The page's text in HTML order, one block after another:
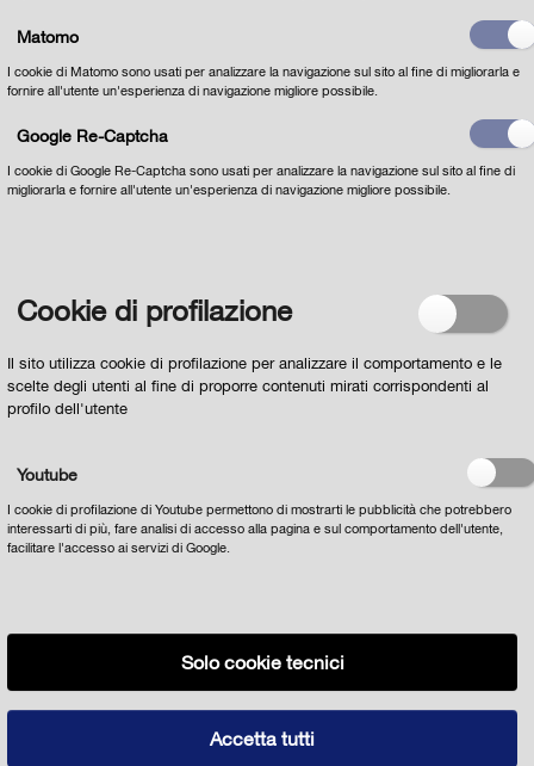
Dichiaro di aver lettol'INFORMATIVA per il
Privacy Cookie policy Note Legali tutte le notizie
© 2022 Comune di Parma Strada Repubblica 1 43121 - Parma Partita
Matomo
I cookie di Matomo sono usati per analizzare la navigazione sul sito al fine di migliorarla e
fornire all'utente un'esperienza di navigazione migliore possibile.
Google Re-Captcha
I cookie di Google Re-Captcha sono usati per analizzare la navigazione sul sito al fine di
migliorarla e fornire all'utente un'esperienza di navigazione migliore possibile.
Cookie di profilazione
Il sito utilizza cookie di profilazione per analizzare il comportamento e le
scelte degli utenti al fine di proporre contenuti mirati corrispondenti al
profilo dell'utente
Youtube
I cookie di profilazione di Youtube permettono di mostrarti le pubblicità che potrebbero
interessarti di più, fare analisi di accesso alla pagina e sul comportamento dell'utente,
facilitare l'accesso ai servizi di Google.
Solo cookie tecnici
Accetta tutti